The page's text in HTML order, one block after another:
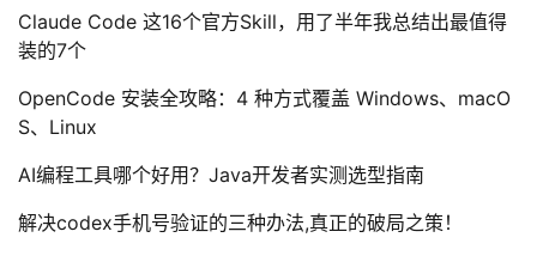
Claude Code 这16个官方Skill，用了半年我总结出最值得
装的7个
OpenCode 安装全攻略：4 种方式覆盖 Windows、macO
S、Linux
AI编程工具哪个好用？Java开发者实测选型指南
解决codex手机号验证的三种办法,真正的破局之策！